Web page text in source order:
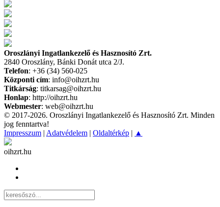
Oroszlányi Ingatlankezelő és Hasznosító Zrt.
2840 Oroszlány, Bánki Donát utca 2/J.
Telefon: +36 (34) 560-025
Központi cím: info@oihzrt.hu
Titkárság: titkarsag@oihzrt.hu
Honlap: http://oihzrt.hu
Webmester: web@oihzrt.hu
© 2017-2026. Oroszlányi Ingatlankezelő és Hasznosító Zrt. Minden
jog fenntartva!
Impresszum | Adatvédelem | Oldaltérkép | ▲
oihzrt.hu